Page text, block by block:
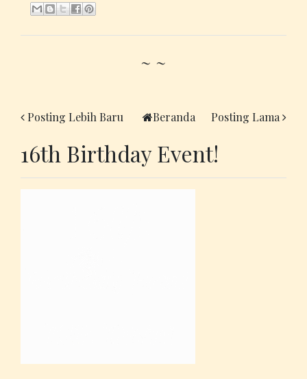
~ ~
Posting Lebih Baru Posting Lama
Beranda
16th Birthday Event!